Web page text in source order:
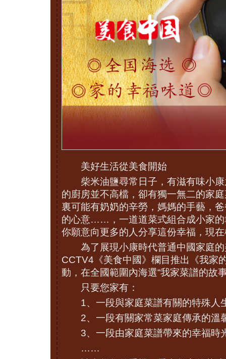
美好生活從美食開始
柴米油鹽尋常日子，有滋有味小康
的廚房並不高檔，卻有獨一無二的家
裏可能有奶奶的辛勞，媽媽的手藝，
的心意……，一道道菜式組合成小家的
你願意向更多的人分享這份幸福，現
為了展現小康時代普通中國家庭的
CCTV4《美食中國》欄目推出《我家
動，在全國範圍內海選“我家菜譜的故
只要您家有：
1、一段與家庭菜譜有關的特殊人
2、一段有關家常菜家庭傳承的溫
3、一段由家庭菜譜帶來的幸福時
……